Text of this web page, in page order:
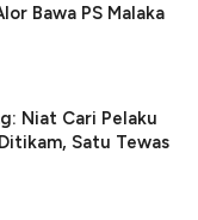
Bawa PS Malaka
Niat Cari Pelaku
Satu Tewas